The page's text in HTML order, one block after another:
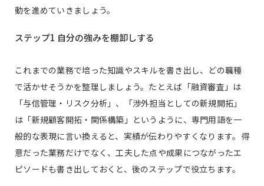
動を進めていきましょう。
ステップ1 自分の強みを棚卸しする
これまでの業務で培った知識やスキルを書き出し、どの職種
で活かせそうかを整理しましょう。たとえば「融資審査」は
「与信管理・リスク分析」、「渉外担当としての新規開拓」
は「新規顧客開拓・関係構築」というように、専門用語を一
般的な表現に言い換えると、実績が伝わりやすくなります。得
意だった業務だけでなく、工夫した点や成果につながったエ
ピソードも書き出しておくと、後のステップで役立ちます。